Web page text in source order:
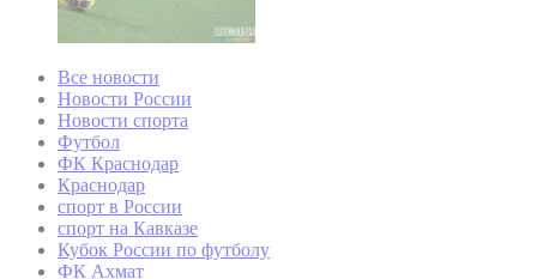
Все новости
Новости России
Новости спорта
Футбол
ФК Краснодар
Краснодар
спорт в России
спорт на Кавказе
Кубок России по футболу
ФК Ахмат